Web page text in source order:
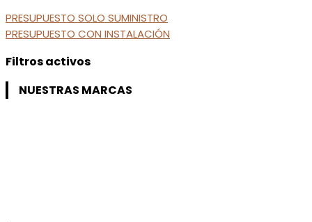
PRESUPUESTO SOLO SUMINISTRO
PRESUPUESTO CON INSTALACIÓN
Filtros activos
NUESTRAS MARCAS